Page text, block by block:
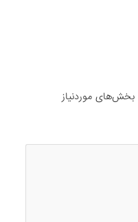
بخش‌های موردنیاز